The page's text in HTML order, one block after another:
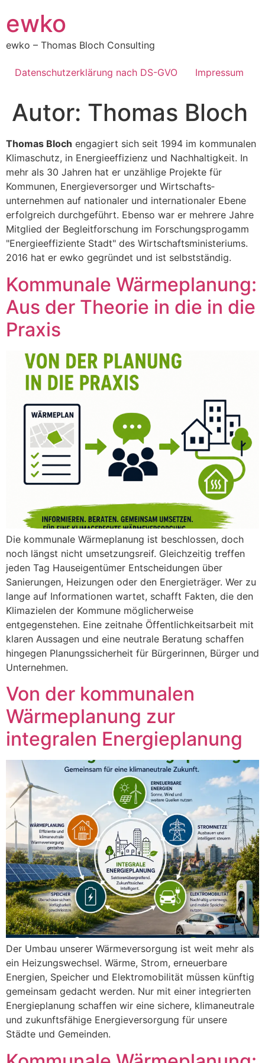
Inhalt
springen
ewko
ewko – Thomas Bloch Consulting
Datenschutzerklärung nach DS-GVO Impressum
Autor: Thomas Bloch
Thomas Bloch engagiert sich seit 1994 im kommunalen
Klimaschutz, in Energieeffizienz und Nach­haltigkeit. In
mehr als 30 Jahren hat er unzählige Projekte für
Kommunen, Energie­versorger und Wirtschafts­
unternehmen auf nationaler und internationaler Ebene
erfolgreich durchgeführt. Ebenso war er mehrere Jahre
Mitglied der Begleit­forschung im Forschungs­progamm
"Energieeffiziente Stadt" des Wirtschafts­ministeriums.
2016 hat er ewko gegründet und ist selbstständig.
Kommunale Wärmeplanung:
Aus der Theorie in die in die
Praxis
Die kommunale Wärmeplanung ist beschlossen, doch
noch längst nicht umsetzungsreif. Gleichzeitig treffen
jeden Tag Hauseigentümer Entscheidungen über
Sanierungen, Heizungen oder den Energieträger. Wer zu
lange auf Informationen wartet, schafft Fakten, die den
Klimazielen der Kommune möglicherweise
entgegenstehen. Eine zeitnahe Öffentlichkeitsarbeit mit
klaren Aussagen und eine neutrale Beratung schaffen
hingegen Planungssicherheit für Bürgerinnen, Bürger und
Unternehmen.
Von der kommunalen
Wärmeplanung zur
integralen Energieplanung
Der Umbau unserer Wärmeversorgung ist weit mehr als
ein Heizungswechsel. Wärme, Strom, erneuerbare
Energien, Speicher und Elektromobilität müssen künftig
gemeinsam gedacht werden. Nur mit einer integrierten
Energieplanung schaffen wir eine sichere, klimaneutrale
und zukunftsfähige Energieversorgung für unsere
Städte und Gemeinden.